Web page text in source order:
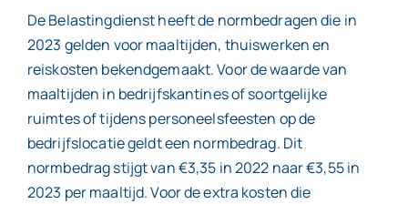
De Belastingdienst heeft de normbedragen die in
2023 gelden voor maaltijden, thuiswerken en
reiskosten bekendgemaakt. Voor de waarde van
maaltijden in bedrijfskantines of soortgelijke
ruimtes of tijdens personeelsfeesten op de
bedrijfslocatie geldt een normbedrag. Dit
normbedrag stijgt van €3,35 in 2022 naar €3,55 in
2023 per maaltijd. Voor de extra kosten die